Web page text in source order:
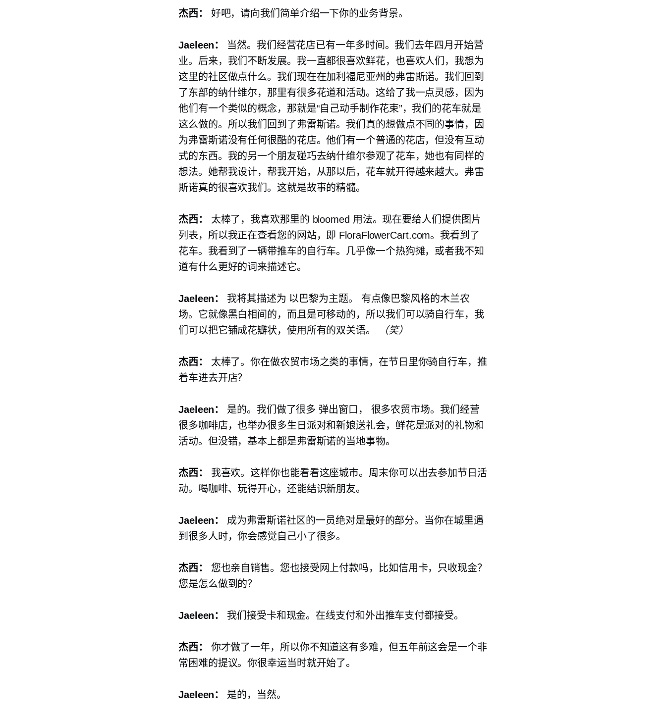
杰西： 好吧，请向我们简单介绍一下你的业务背景。
Jaeleen：
当然。我们经营花店已有一年多时间。我们去年四月开始营
业。后来，我们不断发展。我一直都很喜欢鲜花，也喜欢人们，我想为
这里的社区做点什么。我们现在在加利福尼亚州的弗雷斯诺。我们回到
了东部的纳什维尔，那里有很多花道和活动。这给了我一点灵感，因为
他们有一个类似的概念，那就是“自己动手制作花束”，我们的花车就是
这么做的。所以我们回到了弗雷斯诺。我们真的想做点不同的事情，因
为弗雷斯诺没有任何很酷的花店。他们有一个普通的花店，但没有互动
式的东西。我的另一个朋友碰巧去纳什维尔参观了花车，她也有同样的
想法。她帮我设计，帮我开始，从那以后，花车就开得越来越大。弗雷
斯诺真的很喜欢我们。这就是故事的精髓。
杰西：
太棒了，我喜欢那里的 bloomed 用法。现在要给人们提供图片
列表，所以我正在查看您的网站，即 FloraFlowerCart.com。我看到了
花车。我看到了一辆带推车的自行车。几乎像一个热狗摊，或者我不知
道有什么更好的词来描述它。
Jaeleen： 我将其描述为 以巴黎为主题。
有点像巴黎风格的木兰农
场。它就像黑白相间的，而且是可移动的，所以我们可以骑自行车，我
们可以把它铺成花瓣状，使用所有的双关语。
（笑）
杰西：
太棒了。你在做农贸市场之类的事情，在节日里你骑自行车，推
着车进去开店？
Jaeleen： 是的。我们做了很多 弹出窗口，
很多农贸市场。我们经营
很多咖啡店，也举办很多生日派对和新娘送礼会，鲜花是派对的礼物和
活动。但没错，基本上都是弗雷斯诺的当地事物。
杰西：
我喜欢。这样你也能看看这座城市。周末你可以出去参加节日活
动。喝咖啡、玩得开心，还能结识新朋友。
Jaeleen：
成为弗雷斯诺社区的一员绝对是最好的部分。当你在城里遇
到很多人时，你会感觉自己小了很多。
杰西：
您也亲自销售。您也接受网上付款吗，比如信用卡，只收现金？
您是怎么做到的？
Jaeleen： 我们接受卡和现金。在线支付和外出推车支付都接受。
杰西：
你才做了一年，所以你不知道这有多难，但五年前这会是一个非
常困难的提议。你很幸运当时就开始了。
Jaeleen： 是的，当然。